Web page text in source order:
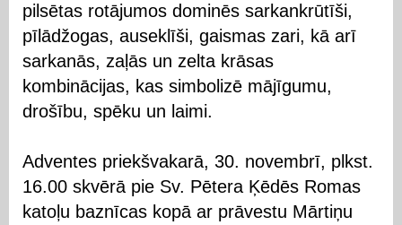
pilsētas rotājumos dominēs sarkankrūtīši,
pīlādžogas, auseklīši, gaismas zari, kā arī
sarkanās, zaļās un zelta krāsas
kombinācijas, kas simbolizē mājīgumu,
drošību, spēku un laimi.
Adventes priekšvakarā, 30. novembrī, plkst.
16.00 skvērā pie Sv. Pētera Ķēdēs Romas
katoļu baznīcas kopā ar prāvestu Mārtiņu